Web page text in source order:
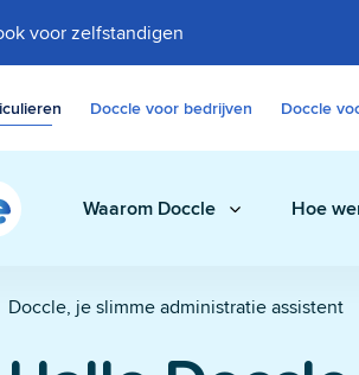
voor zelfstandigen
Doccle voor bedrijven Doccle
Waarom Doccle Hoe
Doccle, je slimme administratie assistent